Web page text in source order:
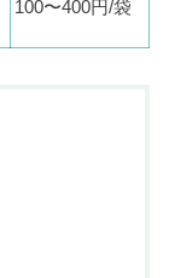
100〜400円/袋